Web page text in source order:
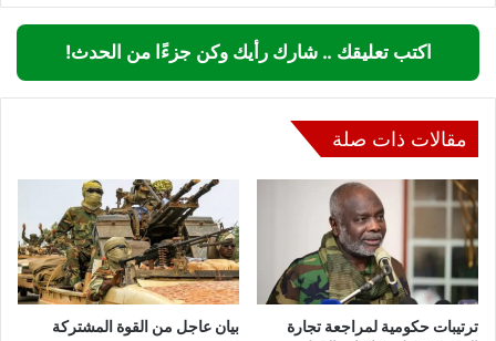
اكتب تعليقك .. شارك رأيك وكن جزءًا من الحدث!
مقالات ذات صلة
ترتيبات حكومية لمراجعة تجارة
بيان عاجل من القوة المشتركة